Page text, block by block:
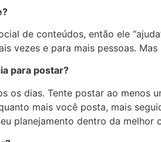
de conteúdos, então ele
vezes e para mais pessoas. Mas
para postar?
os dias. Tente postar ao menos
mais você posta, mais
planejamento dentro da